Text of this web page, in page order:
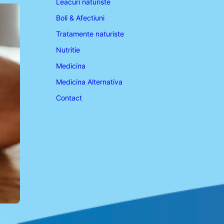
Leacuri naturiste
Boli & Afectiuni
Tratamente naturiste
Nutritie
Medicina
Medicina Alternativa
Contact